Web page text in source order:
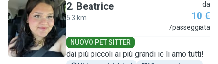
B
2. Beatrice
5.3 km
da
10 €
/passeggiata
NUOVO PET SITTER
dai più piccoli ai più grandi io li amo tutti!